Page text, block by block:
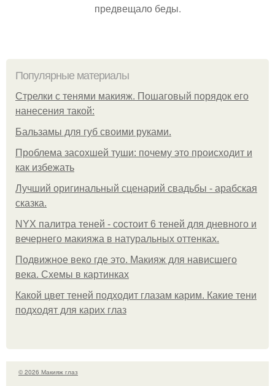
предвещало беды.
Популярные материалы
Стрелки с тенями макияж. Пошаговый порядок его
нанесения такой:
Бальзамы для губ своими руками.
Проблема засохшей туши: почему это происходит и
как избежать
Лучший оригинальный сценарий свадьбы - арабская
сказка.
NYX палитра теней - состоит 6 теней для дневного и
вечернего макияжа в натуральных оттенках.
Подвижное веко где это. Макияж для нависшего
века. Схемы в картинках
Какой цвет теней подходит глазам карим. Какие тени
подходят для карих глаз
© 2026 Макияж глаз